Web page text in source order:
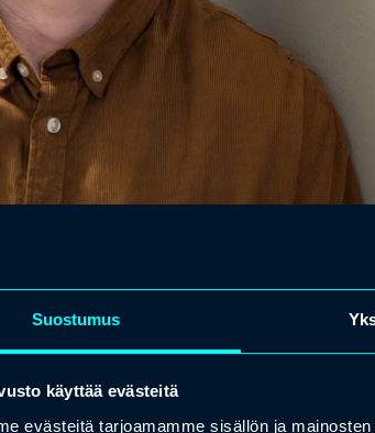
Suostumus
käyttää evästeitä
evästeitä tarjoamamme sisällön ja